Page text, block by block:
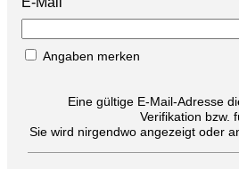
Angaben merken
Eine gültige E-Mail-Adresse
Verifikation bzw.
Sie wird nirgendwo angezeigt oder